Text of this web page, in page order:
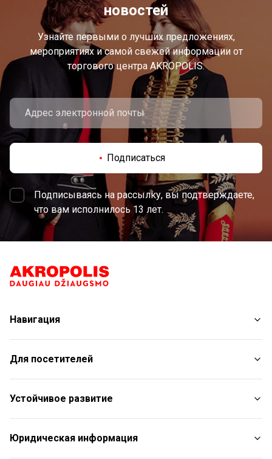
новостей
Узнайте первыми о лучших предложениях,
мероприятиях и самой свежей информации от
торгового центра AKROPOLIS.
Подписаться
Подписываясь на рассылку, вы подтверждаете,
что вам исполнилось 13 лет.
Навигация
Магазины
Услуги
Рестораны
Для посетителей
План торгового центра
С животными
Контакты
Aкции
Устойчивое развитие
Отчет об устойчивом развитии
Цели в области устойчивого развития
Юридическая информация